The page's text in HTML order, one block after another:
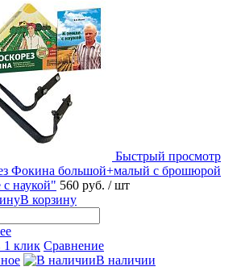
Быстрый просмотр
Фокина большой+малый с брошюрой
наукой" 560 руб. / шт
В корзину
1 клик Сравнение
В наличии